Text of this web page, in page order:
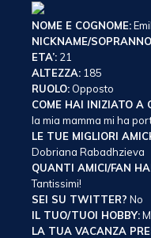
NOME E COGNOME:
NICKNAME/
ETA’: 21
ALTEZZA: 185
RUOLO: Opposto
COME HAI INIZIATO A
la mia mamma mi ha
LE TUE MIGLIORI
Dobriana Rabadhzieva
QUANTI AMICI/FAN
Tantissimi!
SEI SU TWITTER? No
IL TUO/TUOI HOBBY:
LA TUA VACANZA